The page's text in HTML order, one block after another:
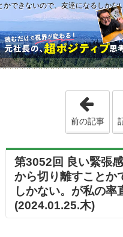
できないので、友達になるしか
前の記事
第3052回 良い緊張
から切り離すことか
しかない。が私の率
(2024.01.25.木)